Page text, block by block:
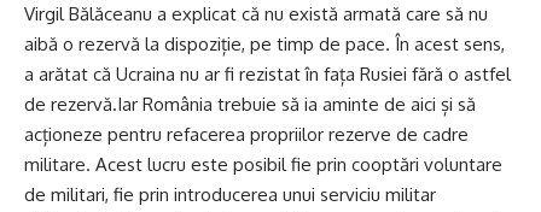
Virgil Bălăceanu a explicat că nu există armată care să nu
aibă o rezervă la dispoziție, pe timp de pace. În acest sens,
a arătat că Ucraina nu ar fi rezistat în fața Rusiei fără o astfel
de rezervă.Iar România trebuie să ia aminte de aici și să
acționeze pentru refacerea propriilor rezerve de cadre
militare. Acest lucru este posibil fie prin cooptări voluntare
de militari, fie prin introducerea unui serviciu militar